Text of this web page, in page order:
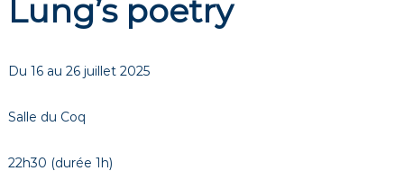
Lung’s poetry
Du 16 au 26 juillet 2025
Salle du Coq
22h30 (durée 1h)